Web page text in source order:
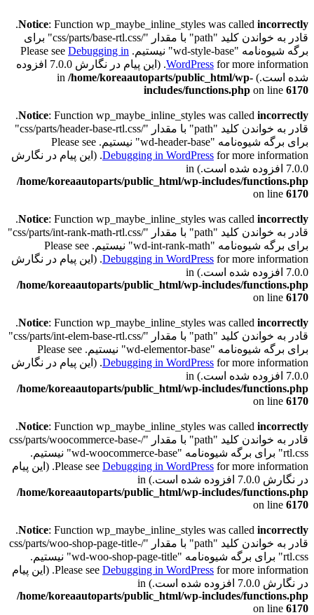
Notice: Function wp_maybe_inline_styles was called incorrectly
.
قادر به خواندن کلید "path" با مقدار "/css/parts/base-rtl.css" برای
برگه شیوه‌نامه "wd-style-base" نیستیم. Please see
Debugging in
WordPress
for more information. (این پیام در نگارش 7.0.0 افزوده
شده است.) in /home/koreaautoparts/public_html/wp-
includes/functions.php on line 6170
Notice: Function wp_maybe_inline_styles was called incorrectly
.
قادر به خواندن کلید "path" با مقدار "/css/parts/header-base-rtl.css"
برای برگه شیوه‌نامه "wd-header-base" نیستیم. Please see
Debugging in WordPressfor more information. (این پیام در نگارش
7.0.0 افزوده شده است.) in
/home/koreaautoparts/public_html/wp-includes/functions.php
on line 6170
Notice: Function wp_maybe_inline_styles was called incorrectly
.
قادر به خواندن کلید "path" با مقدار "/css/parts/int-rank-math-rtl.css"
برای برگه شیوه‌نامه "wd-int-rank-math" نیستیم. Please see
Debugging in WordPressfor more information. (این پیام در نگارش
7.0.0 افزوده شده است.) in
/home/koreaautoparts/public_html/wp-includes/functions.php
on line 6170
Notice: Function wp_maybe_inline_styles was called incorrectly
.
قادر به خواندن کلید "path" با مقدار "/css/parts/int-elem-base-rtl.css"
برای برگه شیوه‌نامه "wd-elementor-base" نیستیم. Please see
Debugging in WordPressfor more information. (این پیام در نگارش
7.0.0 افزوده شده است.) in
/home/koreaautoparts/public_html/wp-includes/functions.php
on line 6170
Notice: Function wp_maybe_inline_styles was called incorrectly
.
قادر به خواندن کلید "path" با مقدار "/css/parts/woocommerce-base-
rtl.css" برای برگه شیوه‌نامه "wd-woocommerce-base" نیستیم.
Please see Debugging in WordPress
for more information. (این پیام
در نگارش 7.0.0 افزوده شده است.) in
/home/koreaautoparts/public_html/wp-includes/functions.php
on line 6170
Notice: Function wp_maybe_inline_styles was called incorrectly
.
قادر به خواندن کلید "path" با مقدار "/css/parts/woo-shop-page-title-
rtl.css" برای برگه شیوه‌نامه "wd-woo-shop-page-title" نیستیم.
Please see Debugging in WordPress
for more information. (این پیام
در نگارش 7.0.0 افزوده شده است.) in
/home/koreaautoparts/public_html/wp-includes/functions.php
on line 6170